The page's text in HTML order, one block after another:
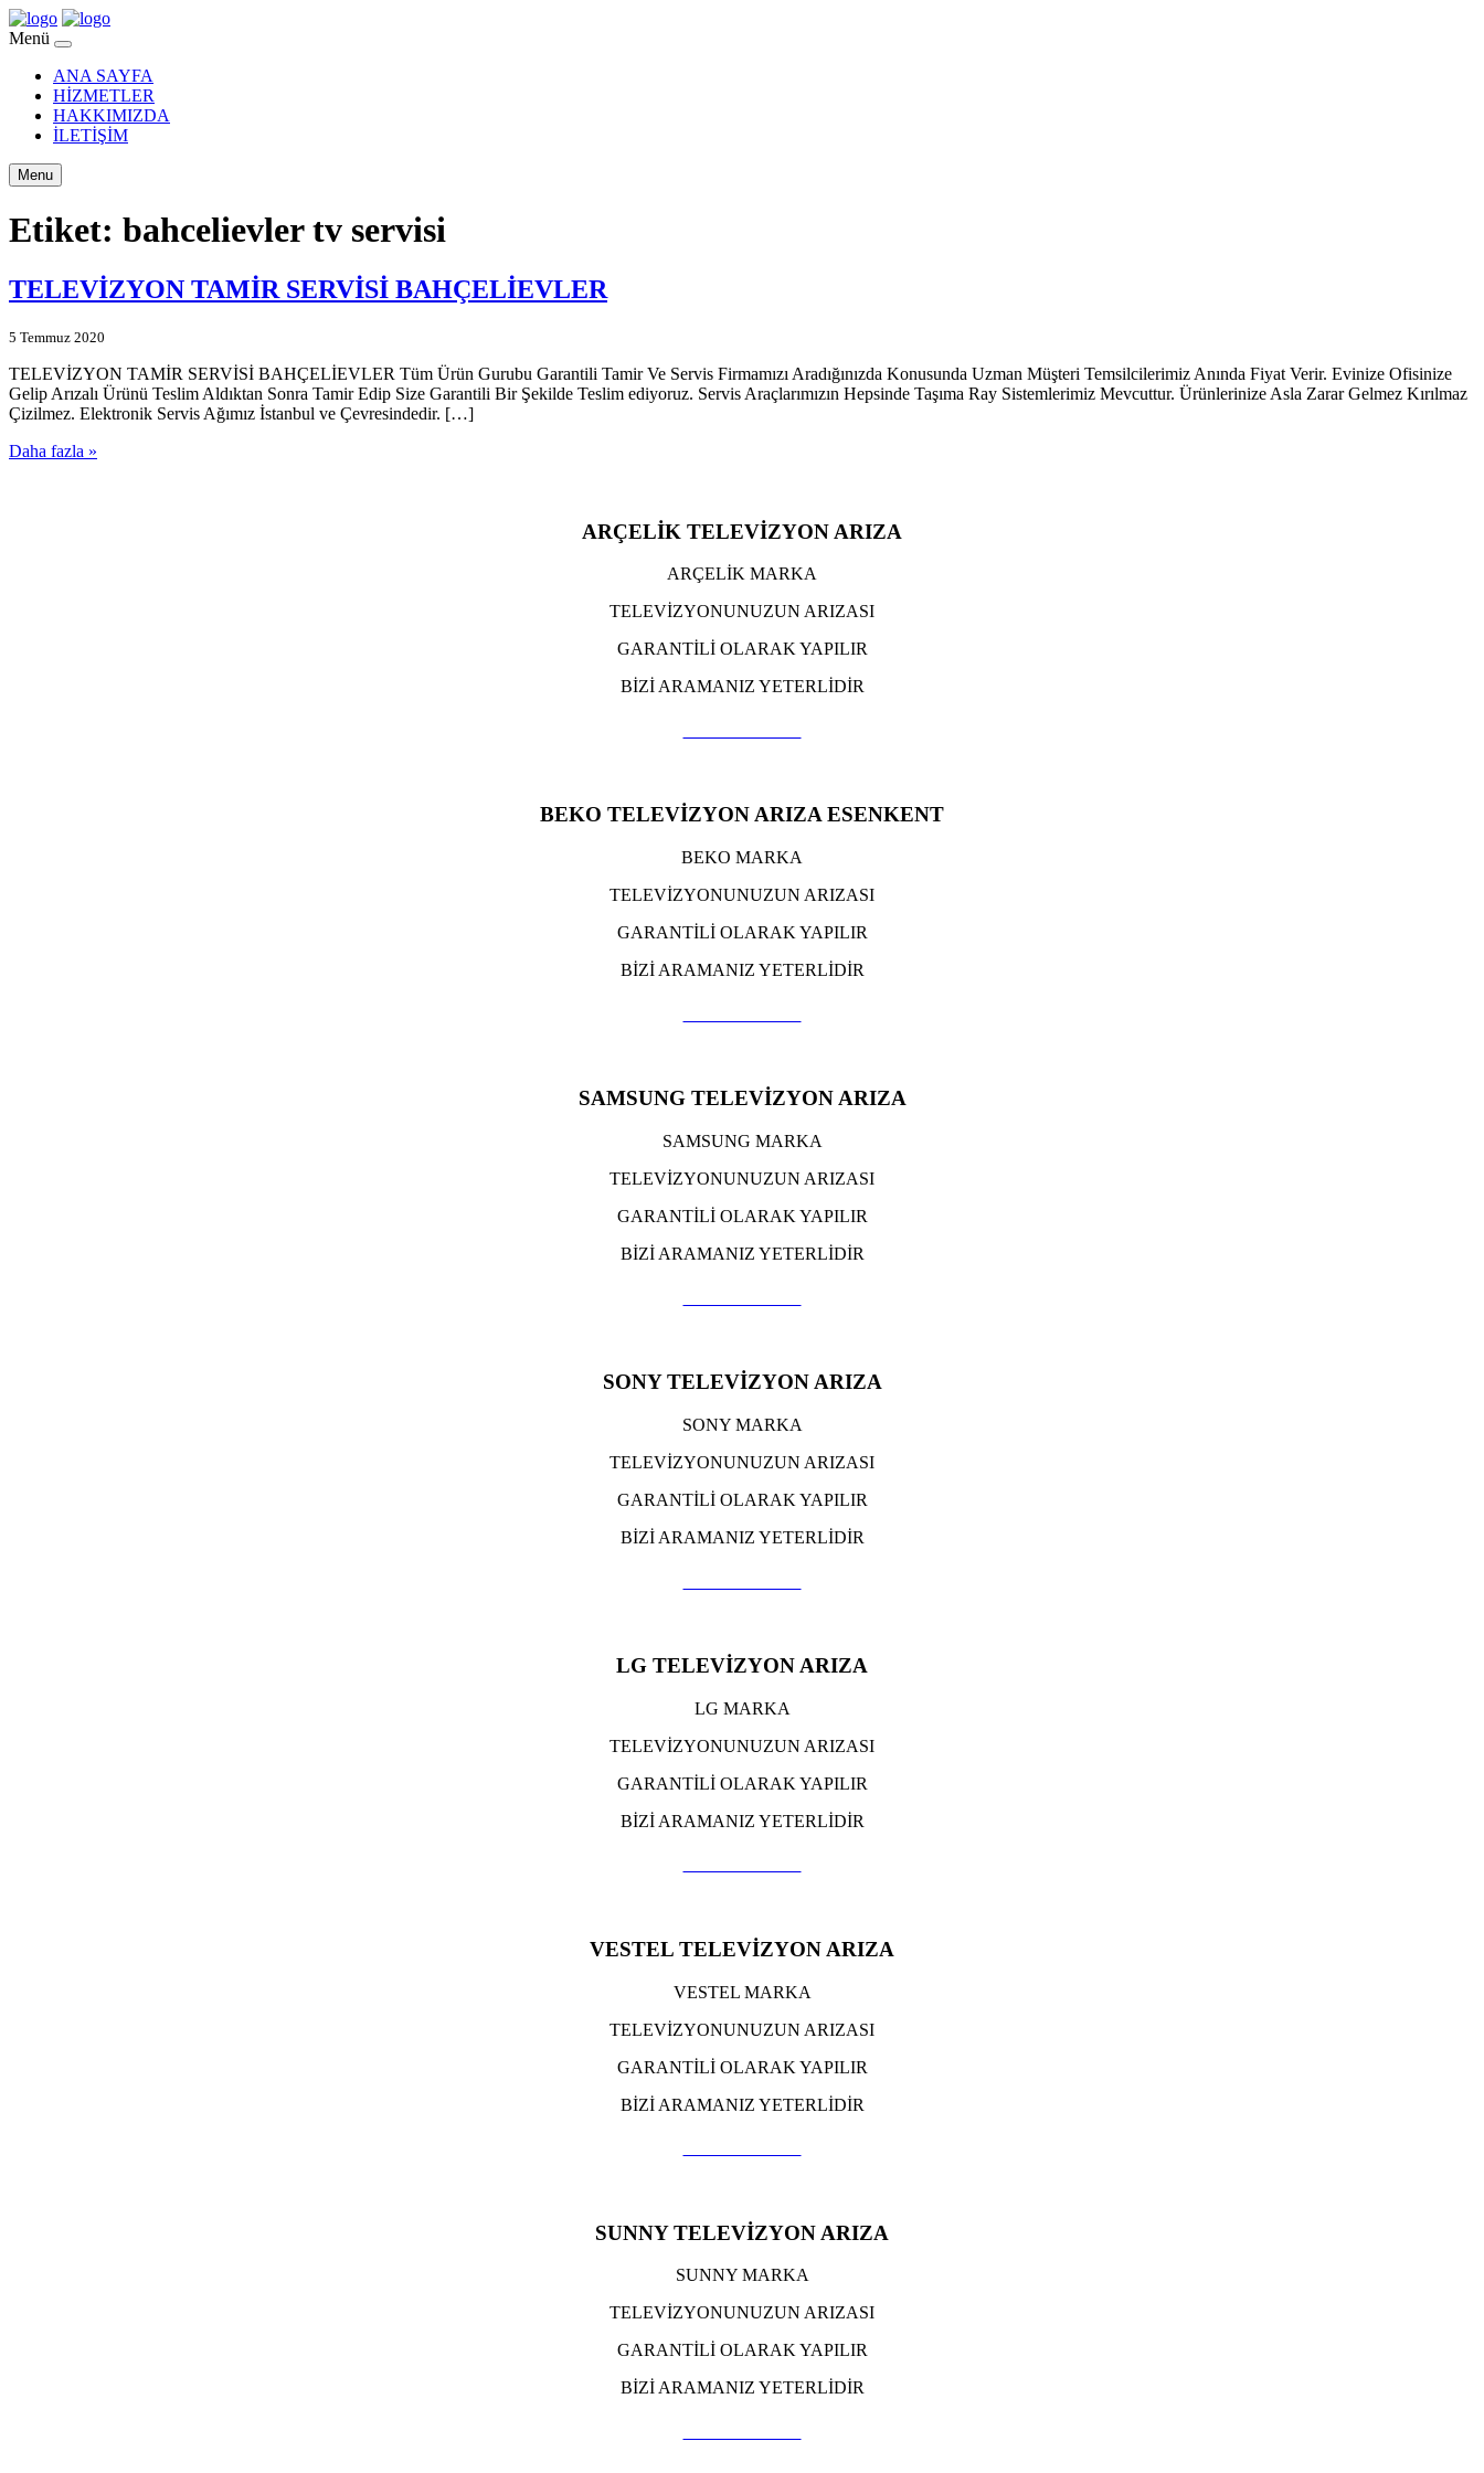
Menü
ANA SAYFA
HİZMETLER
HAKKIMIZDA
İLETİŞİM
Menu
Etiket: bahcelievler tv servisi
TELEVİZYON TAMİR SERVİSİ BAHÇELİEVLER
5 Temmuz 2020
TELEVİZYON TAMİR SERVİSİ BAHÇELİEVLER Tüm Ürün Gurubu Garantili Tamir Ve Servis Firmamızı Aradığınızda Konusunda Uzman Müşteri Temsilcilerimiz Anında Fiyat Verir. Evinize Ofisinize
Gelip Arızalı Ürünü Teslim Aldıktan Sonra Tamir Edip Size Garantili Bir Şekilde Teslim ediyoruz. Servis Araçlarımızın Hepsinde Taşıma Ray Sistemlerimiz Mevcuttur. Ürünlerinize Asla Zarar Gelmez Kırılmaz
Çizilmez. Elektronik Servis Ağımız İstanbul ve Çevresindedir. […]
Daha fazla »
ARÇELİK TELEVİZYON ARIZA
ARÇELİK MARKA
TELEVİZYONUNUZUN ARIZASI
GARANTİLİ OLARAK YAPILIR
BİZİ ARAMANIZ YETERLİDİR
BEKO TELEVİZYON ARIZA ESENKENT
BEKO MARKA
TELEVİZYONUNUZUN ARIZASI
GARANTİLİ OLARAK YAPILIR
BİZİ ARAMANIZ YETERLİDİR
SAMSUNG TELEVİZYON ARIZA
SAMSUNG MARKA
TELEVİZYONUNUZUN ARIZASI
GARANTİLİ OLARAK YAPILIR
BİZİ ARAMANIZ YETERLİDİR
SONY TELEVİZYON ARIZA
SONY MARKA
TELEVİZYONUNUZUN ARIZASI
GARANTİLİ OLARAK YAPILIR
BİZİ ARAMANIZ YETERLİDİR
LG TELEVİZYON ARIZA
LG MARKA
TELEVİZYONUNUZUN ARIZASI
GARANTİLİ OLARAK YAPILIR
BİZİ ARAMANIZ YETERLİDİR
VESTEL TELEVİZYON ARIZA
VESTEL MARKA
TELEVİZYONUNUZUN ARIZASI
GARANTİLİ OLARAK YAPILIR
BİZİ ARAMANIZ YETERLİDİR
SUNNY TELEVİZYON ARIZA
SUNNY MARKA
TELEVİZYONUNUZUN ARIZASI
GARANTİLİ OLARAK YAPILIR
BİZİ ARAMANIZ YETERLİDİR